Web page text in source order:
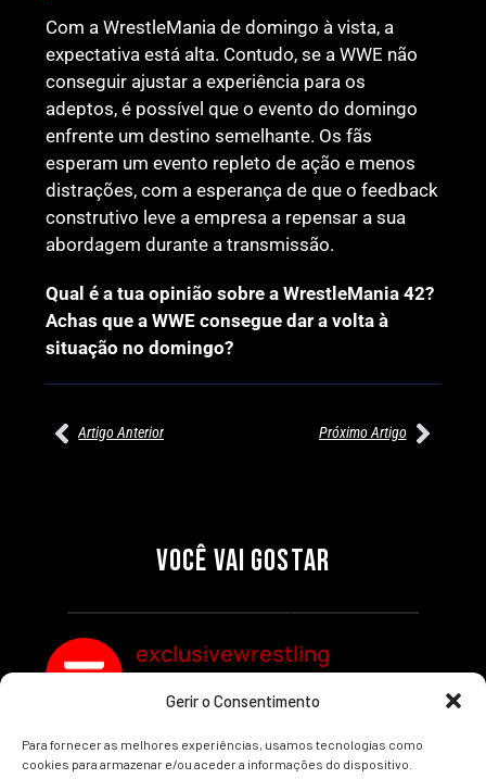
Gerir o Consentimento
Para fornecer as melhores experiências, usamos tecnologias como
cookies para armazenar e/ou aceder a informações do dispositivo.
Com a WrestleMania de domingo à vista, a
expectativa está alta. Contudo, se a WWE não
conseguir ajustar a experiência para os
adeptos, é possível que o evento do domingo
enfrente um destino semelhante. Os fãs
esperam um evento repleto de ação e menos
distrações, com a esperança de que o feedback
construtivo leve a empresa a repensar a sua
abordagem durante a transmissão.
Qual é a tua opinião sobre a WrestleMania 42?
Achas que a WWE consegue dar a volta à
situação no domingo?
Artigo Anterior Próximo Artigo
VOCÊ VAI GOSTAR
SEGMENTOS A NÃO PERDER
Por exclusivewrestling
MUNDIAL FEMININO NA AEW
REDEMPTION
Por exclusivewrestling
exclusivewrestling
Ver mais Artigos